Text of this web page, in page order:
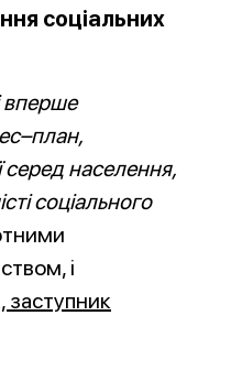
соціальних
вперше
серед населення,
соціального
і
заступник